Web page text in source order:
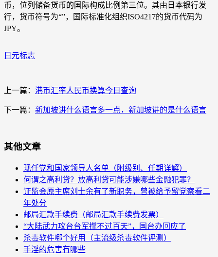
币，位列储备货币的国际构成比例第三位。其由日本银行发
行，货币符号为“”，国际标准化组织ISO4217的货币代码为
JPY。
日元标志
上一篇： 港币汇率人民币换算今日查询
下一篇： 新加坡讲什么语言多一点，新加坡讲的是什么语言
其他文章
现任党和国家领导人名单（附级别、任期详解）
何谓之高利贷？放高利贷可能涉嫌哪些金融犯罪？
证监会原主席刘士余有了新职务，曾被给予留党察看二
年处分
邮局汇款手续费（邮局汇款手续费发票）
“大陆武力攻台台军撑不过百天”，国台办回应了
杀毒软件哪个好用（主流级杀毒软件评测）
手淫的危害有哪些